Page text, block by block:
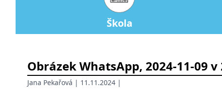
Škola
Obrázek WhatsApp, 2024-11-09 v
Jana Pekařová | 11.11.2024 |